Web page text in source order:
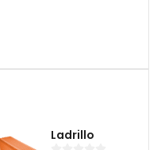
Ladrillo